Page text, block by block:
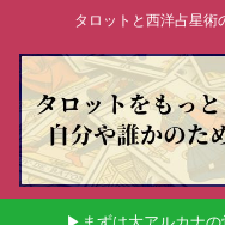
タロットと西洋占星術